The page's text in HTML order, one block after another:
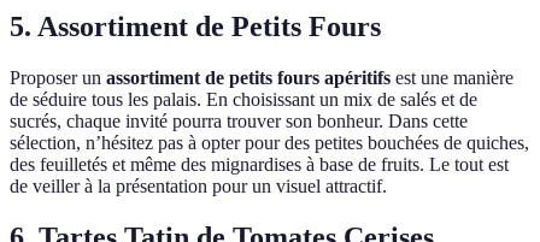
5. Assortiment de Petits Fours
Proposer un assortiment de petits fours apéritifs est une manière
de séduire tous les palais. En choisissant un mix de salés et de
sucrés, chaque invité pourra trouver son bonheur. Dans cette
sélection, n’hésitez pas à opter pour des petites bouchées de quiches,
des feuilletés et même des mignardises à base de fruits. Le tout est
de veiller à la présentation pour un visuel attractif.